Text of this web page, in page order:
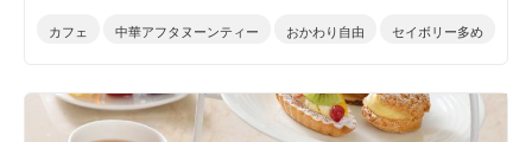
カフェ 中華アフタヌーンティー おかわり自由 セイボリー多め